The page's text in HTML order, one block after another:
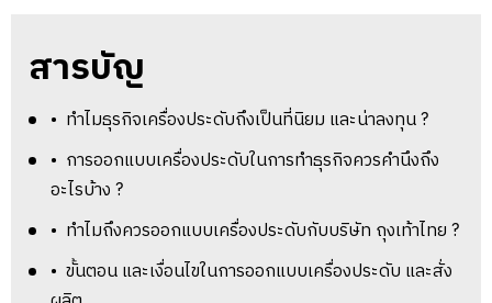
สารบัญ
• ทำไมธุรกิจเครื่องประดับถึงเป็นที่นิยม และน่าลงทุน ?
• การออกแบบเครื่องประดับในการทำธุรกิจควรคำนึงถึง
อะไรบ้าง ?
• ทำไมถึงควรออกแบบเครื่องประดับกับบริษัท ถุงเท้าไทย ?
• ขั้นตอน และเงื่อนไขในการออกแบบเครื่องประดับ และสั่ง